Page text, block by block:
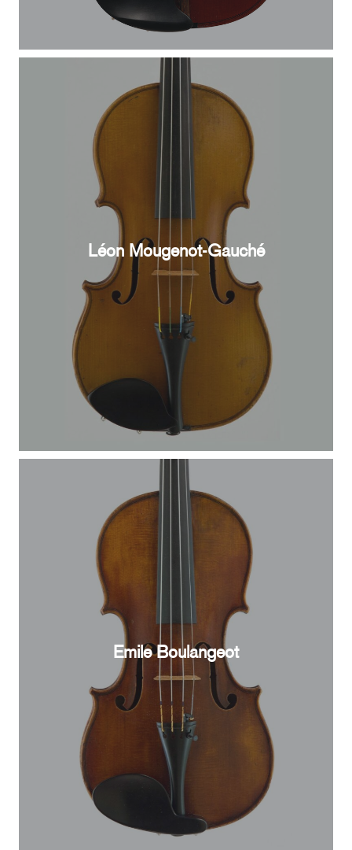
Léon Mougenot-Gauché
Emile Boulangeot